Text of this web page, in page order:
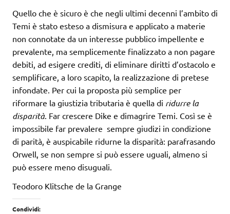
Quello che è sicuro è che negli ultimi decenni l’ambito di
Temi è stato esteso a dismisura e applicato a materie
non connotate da un interesse pubblico impellente e
prevalente, ma semplicemente finalizzato a non pagare
debiti, ad esigere crediti, di eliminare diritti d’ostacolo e
semplificare, a loro scapito, la realizzazione di pretese
infondate. Per cui la proposta più semplice per
riformare la giustizia tributaria è quella di ridurre la
disparità. Far crescere Dike e dimagrire Temi. Così se è
impossibile far prevalere sempre giudizi in condizione
di parità, è auspicabile ridurne la disparità: parafrasando
Orwell, se non sempre si può essere uguali, almeno si
può essere meno disuguali.
Teodoro Klitsche de la Grange
Condividi: